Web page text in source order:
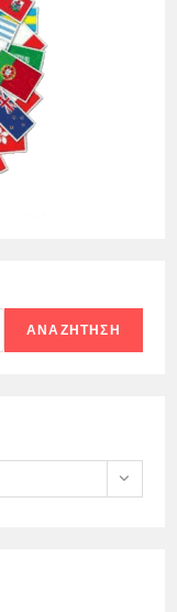
ΑΝΑΖΉΤΗΣΗ